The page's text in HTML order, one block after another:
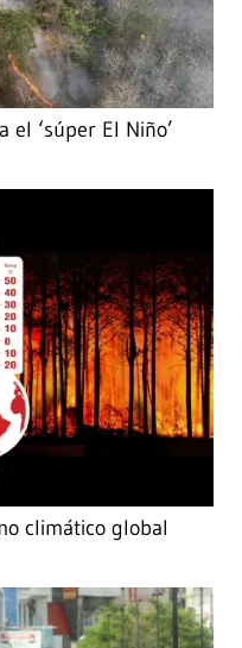
el ‘súper El Niño’
climático global